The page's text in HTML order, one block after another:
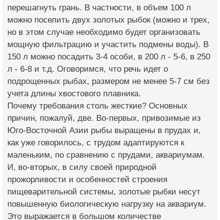
перешагнуть грань. В частности, в объем 100 л
можно поселить двух золотых рыбок (можно и трех,
но в этом случае необходимо будет организовать
мощную фильтрацию и участить подмены воды). В
150 л можно посадить 3-4 особи, в 200 л - 5-6, в 250
л - 6-8 и т.д. Оговоримся, что речь идет о
подрощенных рыбах, размером не менее 5-7 см без
учета длины хвостового плавника.
Почему требования столь жесткие? Основных
причин, пожалуй, две. Во-первых, привозимые из
Юго-Восточной Азии рыбы выращены в прудах и,
как уже говорилось, с трудом адаптируются к
маленьким, по сравнению с прудами, аквариумам.
И, во-вторых, в силу своей природной
прожорливости и особенностей строения
пищеварительной системы, золотые рыбки несут
повышенную биологическую нагрузку на аквариум.
Это выражается в большом количестве